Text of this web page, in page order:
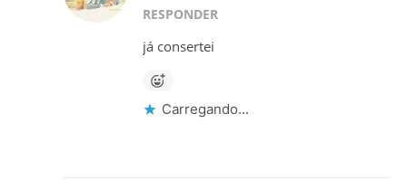
RESPONDER
já consertei
Carregando...